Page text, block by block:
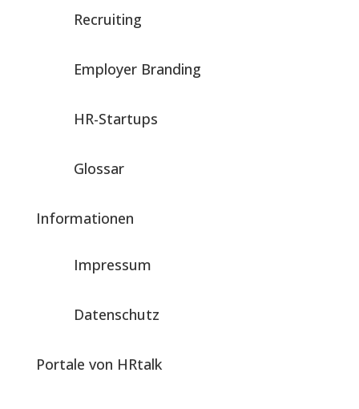
Recruiting
Employer Branding
HR-Startups
Glossar
Informationen
Impressum
Datenschutz
Portale von HRtalk